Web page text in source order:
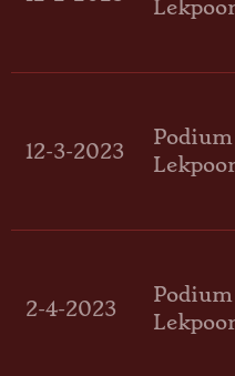
12-3-2023
2-4-2023